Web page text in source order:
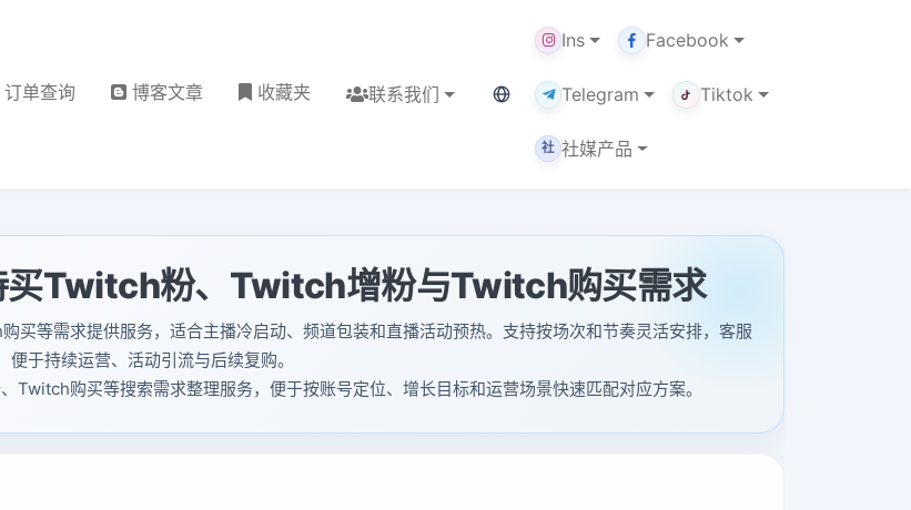
订单查询 博客文章 收藏夹 联系我们 当前语言：中文
Ins Facebook
Telegram Tiktok
社 社媒产品
Twitch粉、Twitch增粉与Twitch购买需求
等需求提供服务，适合主播冷启动、频道包装和直播活动预热。支持按场次和节奏灵活安排，客服
于持续运营、活动引流与后续复购。
购买等搜索需求整理服务，便于按账号定位、增长目标和运营场景快速匹配对应方案。